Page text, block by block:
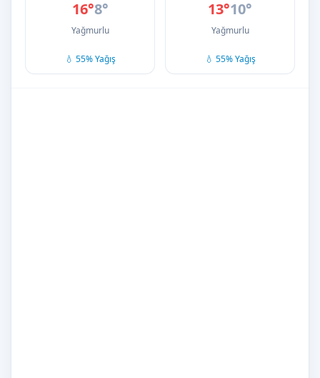
16°8°
Yağmurlu
💧 55% Yağış
13°10°
Yağmurlu
💧 55% Yağış